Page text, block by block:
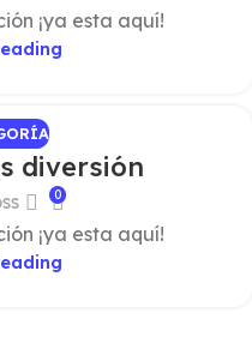
¡ya esta aquí!
diversión
0
¡ya esta aquí!